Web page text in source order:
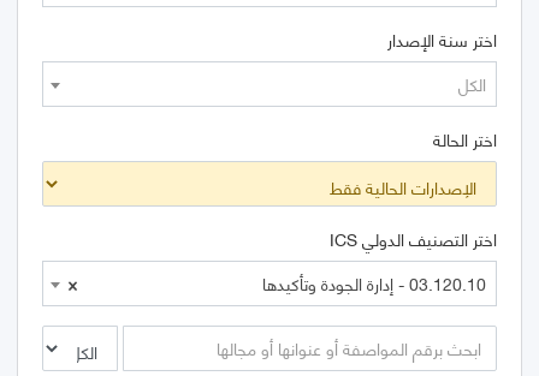
اختر سنة الإصدار
الكل
اختر الحالة
اختر التصنيف الدولي ICS
×
03.120.10 - إدارة الجودة وتأكيدها